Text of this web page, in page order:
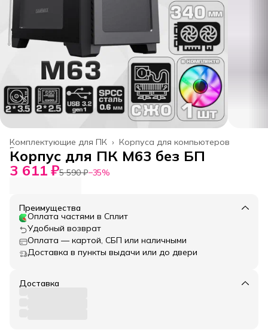
Корпуса для компьютеров
Комплектующие для ПК ›
Главная
Корпус для ПК M63 без БП
3 611 ₽5 590 ₽−35%
Преимущества
Оплата частями в Сплит
Удобный возврат
Оплата — картой, СБП или наличными
Доставка в пункты выдачи или до двери
Доставка